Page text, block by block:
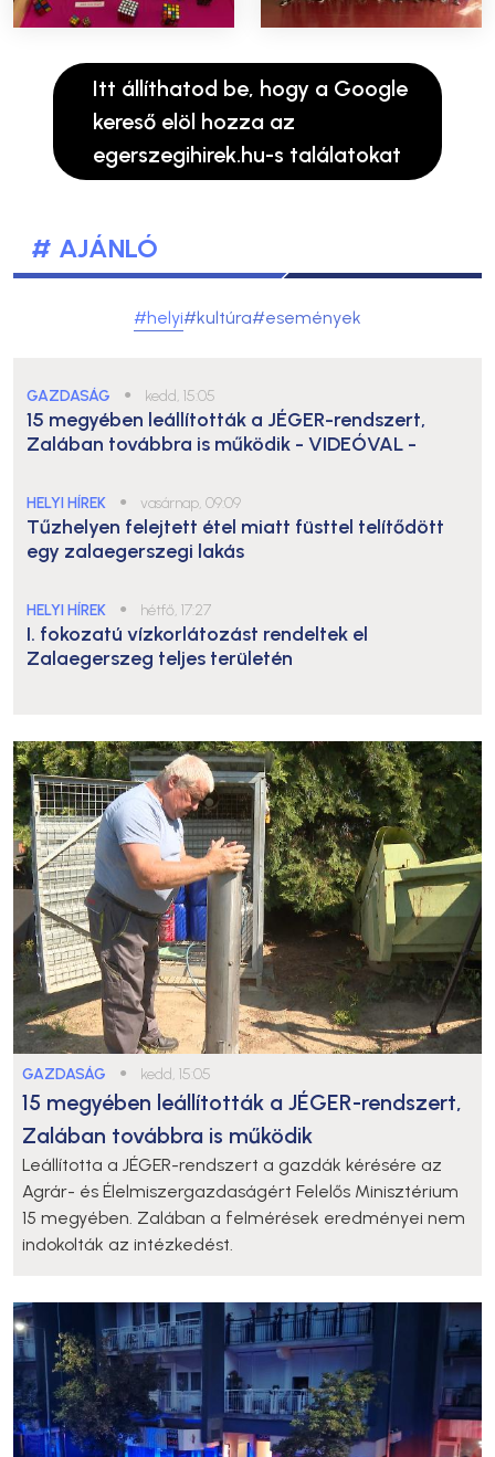
Itt állíthatod be, hogy a Google
kereső elöl hozza az
egerszegihirek.hu-s találatokat
# AJÁNLÓ
#helyi#kultúra#események
GAZDASÁG ● kedd, 15:05
15 megyében leállították a JÉGER-rendszert,
Zalában továbbra is működik - VIDEÓVAL -
HELYI HÍREK ● vasárnap, 09:09
Tűzhelyen felejtett étel miatt füsttel telítődött
egy zalaegerszegi lakás
HELYI HÍREK ● hétfő, 17:27
I. fokozatú vízkorlátozást rendeltek el
Zalaegerszeg teljes területén
GAZDASÁG ● kedd, 15:05
15 megyében leállították a JÉGER-rendszert,
Zalában továbbra is működik
Leállította a JÉGER-rendszert a gazdák kérésére az
Agrár- és Élelmiszergazdaságért Felelős Minisztérium
15 megyében. Zalában a felmérések eredményei nem
indokolták az intézkedést.